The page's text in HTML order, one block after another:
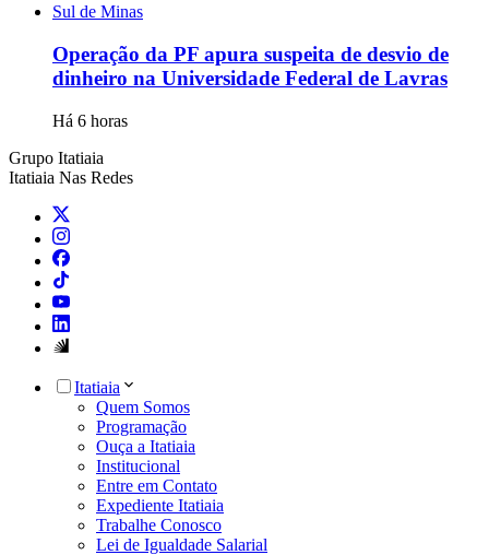
Sul de Minas
Operação da PF apura suspeita de desvio de
dinheiro na Universidade Federal de Lavras
Há 6 horas
Grupo Itatiaia
Itatiaia Nas Redes
Itatiaia
Quem Somos
Programação
Ouça a Itatiaia
Institucional
Entre em Contato
Expediente Itatiaia
Trabalhe Conosco
Lei de Igualdade Salarial